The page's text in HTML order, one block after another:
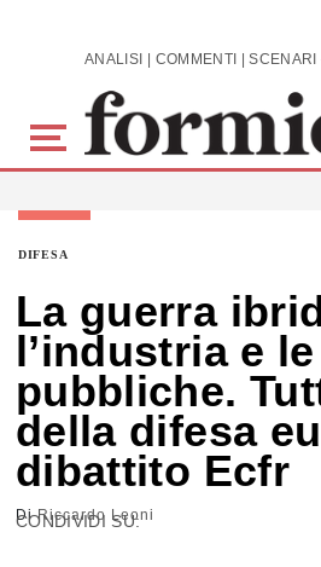
Skip to main content
DIFESA
La guerra
l’industria e
pubbliche.
della difesa
dibattito Ecfr
DiRiccardo Leoni
CONDIVIDI SU: